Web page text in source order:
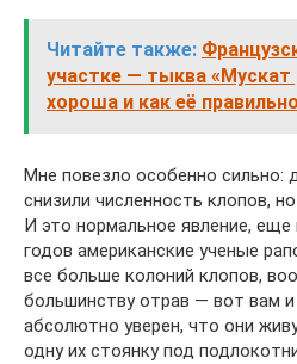
Читайте также:
участке — тыква «Мускат
хороша и как её
Мне повезло особенно сильно:
снизили численность клопов,
И это нормальное явление,
годов американские ученые
все больше колоний клопов,
большинству отрав — вот вам
абсолютно уверен, что они
одну их стоянку под